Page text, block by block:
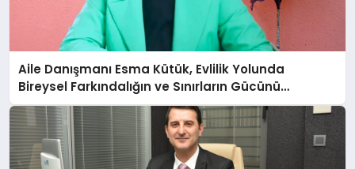
Aile Danışmanı Esma Kütük, Evlilik Yolunda
Bireysel Farkındalığın ve Sınırların Gücünü
Anlatıyor